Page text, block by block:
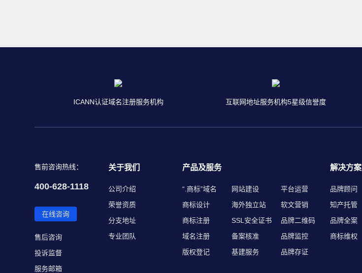
ICANN认证域名注册服务机构 互联网地址服务机构5星级信誉度
售前咨询热线：
400-628-1118
在线咨询
售后咨询
投诉监督
服务邮箱
关于我们
公司介绍
荣誉资质
分支地址
专业团队
产品及服务
“.商标”域名
商标设计
商标注册
域名注册
版权登记
网站建设
海外独立站
SSL安全证书
备案核准
基建服务
平台运营
软文营销
品牌二维码
品牌监控
品牌存证
解决方案
品牌顾问
知产托管
品牌全案
商标维权